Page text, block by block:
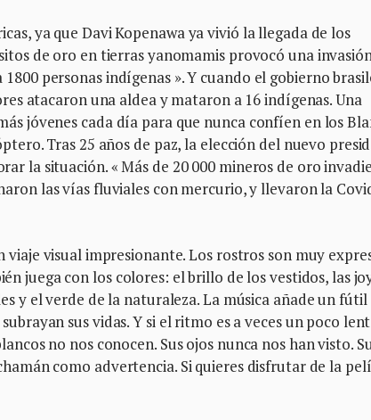
ya que Davi Kopenawa ya vivió la llegada de los
de oro en tierras yanomamis provocó una
personas indígenas ». Y cuando el gobierno
atacaron una aldea y mataron a 16 indígenas. Una
jóvenes cada día para que nunca confíen en los
Tras 25 años de paz, la elección del nuevo
la situación. « Más de 20 000 mineros de oro
las vías fluviales con mercurio, y llevaron la
viaje visual impresionante. Los rostros son muy
juega con los colores: el brillo de los vestidos, las
y el verde de la naturaleza. La música añade un fútil
sus vidas. Y si el ritmo es a veces un poco
no nos conocen. Sus ojos nunca nos han visto.
como advertencia. Si quieres disfrutar de la